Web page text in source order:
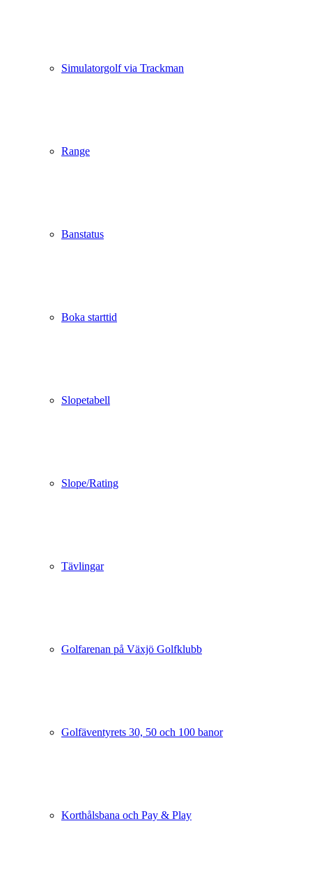
Simulatorgolf via Trackman
Range
Banstatus
Boka starttid
Slopetabell
Slope/Rating
Tävlingar
Golfarenan på Växjö Golfklubb
Golfäventyrets 30, 50 och 100 banor
Korthålsbana och Pay & Play